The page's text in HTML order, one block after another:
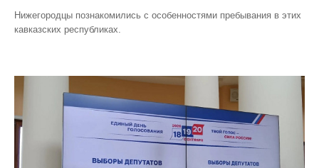
Нижегородцы познакомились с особенностями пребывания в этих
кавказских республиках.